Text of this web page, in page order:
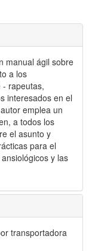
manual ágil sobre
a los
- rapeutas,
interesados en el
emplea un
a todos los
el asunto y
para el
y las
transportadora